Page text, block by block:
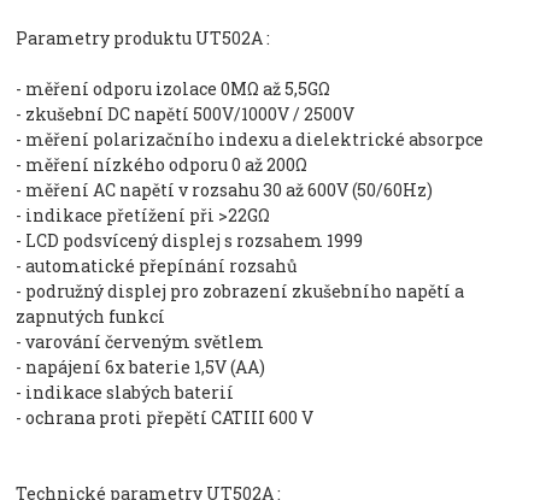
Parametry produktu UT502A :
- měření odporu izolace 0MΩ až 5,5GΩ
- zkušební DC napětí 500V/1000V / 2500V
- měření polarizačního indexu a dielektrické absorpce
- měření nízkého odporu 0 až 200Ω
- měření AC napětí v rozsahu 30 až 600V (50/60Hz)
- indikace přetížení při >22GΩ
- LCD podsvícený displej s rozsahem 1999
- automatické přepínání rozsahů
- podružný displej pro zobrazení zkušebního napětí a
zapnutých funkcí
- varování červeným světlem
- napájení 6x baterie 1,5V (AA)
- indikace slabých baterií
- ochrana proti přepětí CATIII 600 V
Technické parametry UT502A :